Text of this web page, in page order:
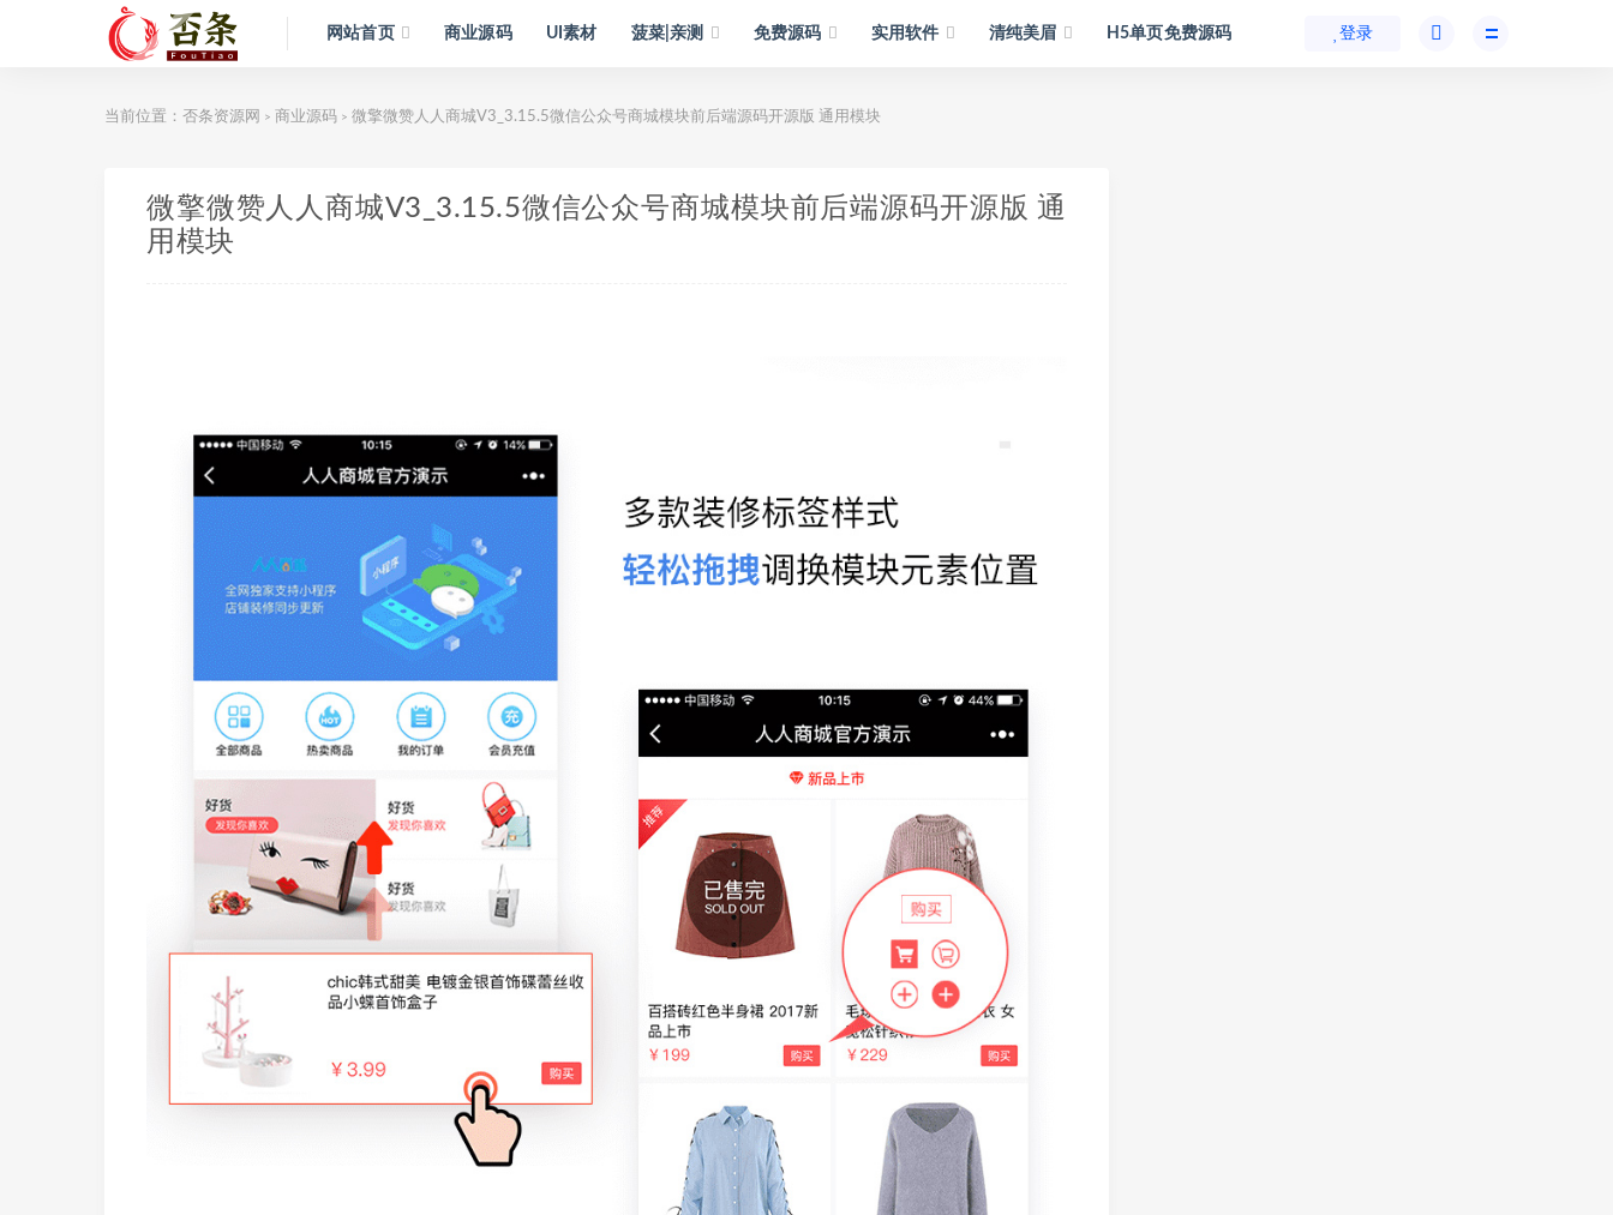
网站首页 商业源码 UI素材 菠菜|亲测 免费源码 实用软件 清纯美眉 H5单页免费源码 登录
当前位置： 否条资源网 > 商业源码 > 微擎微赞人人商城V3_3.15.5微信公众号商城模块前后端源码开源版 通用模块
微擎微赞人人商城V3_3.15.5微信公众号商城模块前后端源码开源版 通
用模块